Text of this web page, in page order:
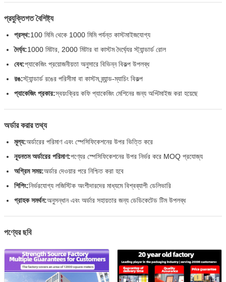
প্রযুক্তিগত বৈশিষ্ট্য
প্রস্থ:100 মিমি থেকে 1000 মিমি পর্যন্ত কাস্টমাইজযোগ্য
দৈর্ঘ্য:1000 মিটার, 2000 মিটার বা কাস্টম দৈর্ঘ্যের স্ট্যান্ডার্ড রোল
বেধ:প্যাকেজিং প্রয়োজনীয়তা অনুসারে বিভিন্ন বিকল্প উপলব্ধ
রঙ:স্ট্যান্ডার্ড রঙের পরিসীমা বা কাস্টম ব্র্যান্ড-ম্যাচিং বিকল্প
প্যাকেজিং প্রকার:স্বয়ংক্রিয় কফি প্যাকেজিং মেশিনের জন্য অপ্টিমাইজ করা হয়েছে
অর্ডার করার তথ্য
মূল্য:অর্ডারের পরিমাণ এবং স্পেসিফিকেশনের উপর ভিত্তি করে
ন্যূনতম অর্ডারের পরিমাণ:পণ্যের স্পেসিফিকেশনের উপর নির্ভর করে MOQ প্রযোজ্য
অগ্রিম সময়:অর্ডার দেওয়ার পরে নিশ্চিত করা হবে
শিপিং:নির্ভরযোগ্য লজিস্টিক অংশীদারদের মাধ্যমে বিশ্বব্যাপী ডেলিভারি
গ্রাহক সমর্থন:অনুসন্ধান এবং অর্ডার সহায়তার জন্য ডেডিকেটেড টিম উপলব্ধ
পণ্যের ছবি